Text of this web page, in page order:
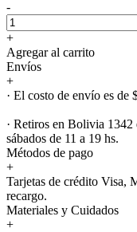
-
+
Agregar al carrito
Envíos
+
· El costo de envío es de
· Retiros en Bolivia 1342
sábados de 11 a 19 hs.
Métodos de pago
+
Tarjetas de crédito Visa,
recargo.
Materiales y Cuidados
+